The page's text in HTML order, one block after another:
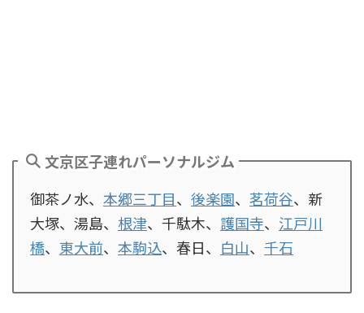
文京区子連れパーソナルジム
御茶ノ水、 本郷三丁目、 後楽園、 茗荷谷、新
大塚、湯島、 根津、千駄木、 護国寺、 江戸川
橋、 東大前、 本駒込、春日、 白山、 千石